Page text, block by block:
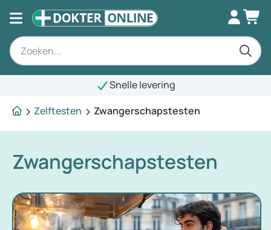
Snelle levering
Zelftesten
Zwangerschapstesten
Zwangerschapstesten